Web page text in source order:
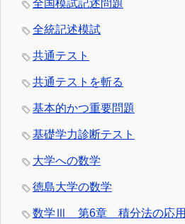
全国模試記述問題
全統記述模試
共通テスト
共通テストを斬る
基本的かつ重要問題
基礎学力診断テスト
大学への数学
徳島大学の数学
数学Ⅲ 第6章 積分法の応用